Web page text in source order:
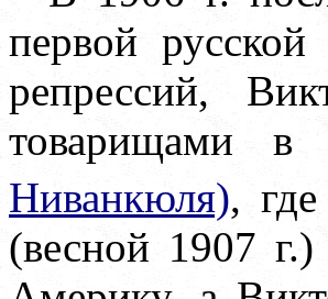
первой
репрессий,
товарищами
Ниванкюля),
(весной 1907